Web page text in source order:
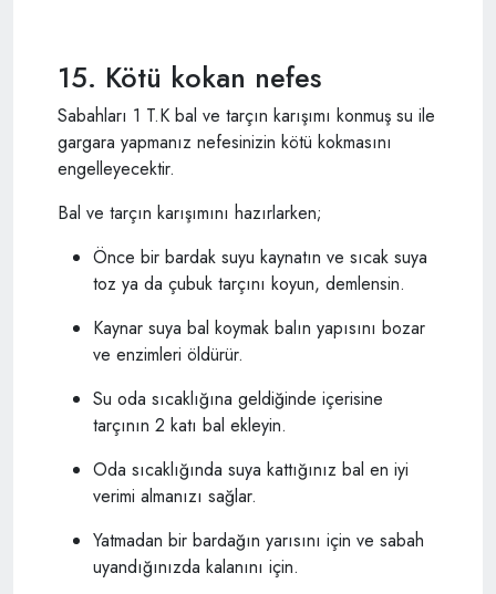
15. Kötü kokan nefes
Sabahları 1 T.K bal ve tarçın karışımı konmuş su ile
gargara yapmanız nefesinizin kötü kokmasını
engelleyecektir.
Bal ve tarçın karışımını hazırlarken;
Önce bir bardak suyu kaynatın ve sıcak suya
toz ya da çubuk tarçını koyun, demlensin.
Kaynar suya bal koymak balın yapısını bozar
ve enzimleri öldürür.
Su oda sıcaklığına geldiğinde içerisine
tarçının 2 katı bal ekleyin.
Oda sıcaklığında suya kattığınız bal en iyi
verimi almanızı sağlar.
Yatmadan bir bardağın yarısını için ve sabah
uyandığınızda kalanını için.